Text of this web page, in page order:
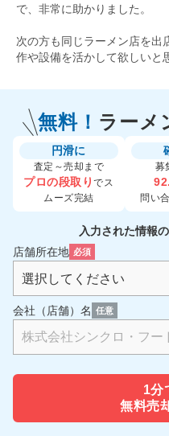
で、非常に助かりました。
次の方も同じラーメン店を出
作や設備を活かして欲しいと
無料！ ラーメ
円滑に
査定～売却まで
プロの段取りでス
ムーズ完結
募
問い
入力された情報
店舗所在地 必須
会社（店舗）名 任意
1分
無料売